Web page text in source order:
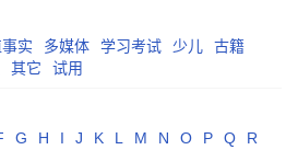
实 多媒体 学习考试 少儿
古籍
其它 试用
G H I J K L M N O P Q
R